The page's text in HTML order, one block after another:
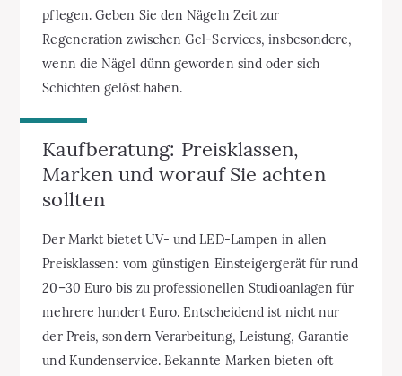
pflegen. Geben Sie den Nägeln Zeit zur
Regeneration zwischen Gel-Services, insbesondere,
wenn die Nägel dünn geworden sind oder sich
Schichten gelöst haben.
Kaufberatung: Preisklassen,
Marken und worauf Sie achten
sollten
Der Markt bietet UV- und LED-Lampen in allen
Preisklassen: vom günstigen Einsteigergerät für rund
20–30 Euro bis zu professionellen Studioanlagen für
mehrere hundert Euro. Entscheidend ist nicht nur
der Preis, sondern Verarbeitung, Leistung, Garantie
und Kundenservice. Bekannte Marken bieten oft